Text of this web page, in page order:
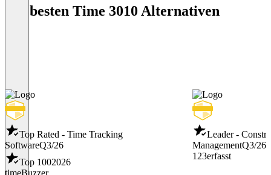
Die besten Time 3010 Alternativen
Top Rated - Time Tracking
SoftwareQ3/26
Top 1002026
timeBuzzer
Leader -
ManagementQ3/26
123erfasst